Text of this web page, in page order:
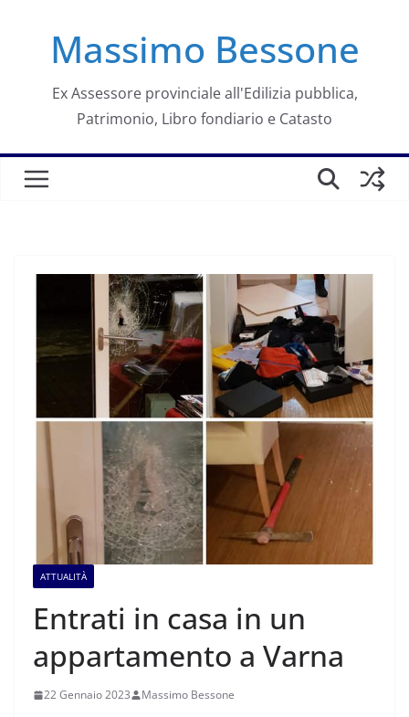
contenutoMassimo Bessone
Ex Assessore provinciale all'Edilizia pubblica,
Patrimonio, Libro fondiario e Catasto
ATTUALITÀ
Entrati in casa in un
appartamento a Varna
22 Gennaio 2023 Massimo Bessone